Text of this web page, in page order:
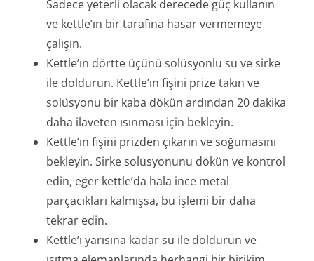
Sadece yeterli olacak derecede güç kullanın
ve kettle’ın bir tarafına hasar vermemeye
çalışın.
Kettle’ın dörtte üçünü solüsyonlu su ve sirke
ile doldurun. Kettle’ın fişini prize takın ve
solüsyonu bir kaba dökün ardından 20 dakika
daha ilaveten ısınması için bekleyin.
Kettle’ın fişini prizden çıkarın ve soğumasını
bekleyin. Sirke solüsyonunu dökün ve kontrol
edin, eğer kettle’da hala ince metal
parçacıkları kalmışsa, bu işlemi bir daha
tekrar edin.
Kettle’ı yarısına kadar su ile doldurun ve